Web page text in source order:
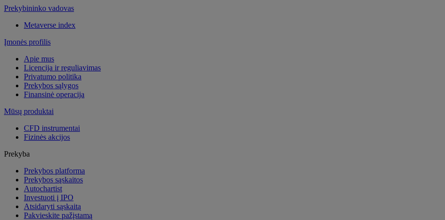
Prekybininko vadovas
Metaverse index
Įmonės profilis
Apie mus
Licencija ir reguliavimas
Privatumo politika
Prekybos sąlygos
Finansinė operacija
Mūsų produktai
CFD instrumentai
Fizinės akcijos
Prekyba
Prekybos platforma
Prekybos sąskaitos
Autochartist
Investuoti į IPO
Atsidaryti sąskaitą
Pakvieskite pažįstamą